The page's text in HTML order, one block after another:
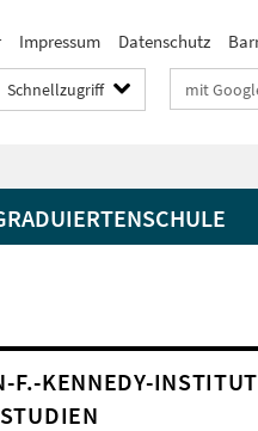
Impressum Datenschutz
Schnellzugriff
F.-KENNEDY-